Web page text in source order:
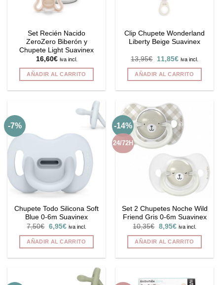
Set Recién Nacido
ZeroZero Biberón y
Chupete Light Suavinex
16,60€ iva incl.
AÑADIR AL CARRITO
Clip Chupete Wonderland
Liberty Beige Suavinex
13,95€
El
original
era:
11,85€El
actual
es:
iva incl.
AÑADIR AL CARRITO
-7%
Chupete Todo Silicona Soft
Blue 0-6m Suavinex
7,50€ El
original
era:
6,95€El
actual
es:
iva incl.
AÑADIR AL CARRITO
-14%
24/72H
Set 2 Chupetes Noche Wild
Friend Gris 0-6m Suavinex
10,35€ El
original
era:
8,95€El
actual
es:
iva incl.
AÑADIR AL CARRITO